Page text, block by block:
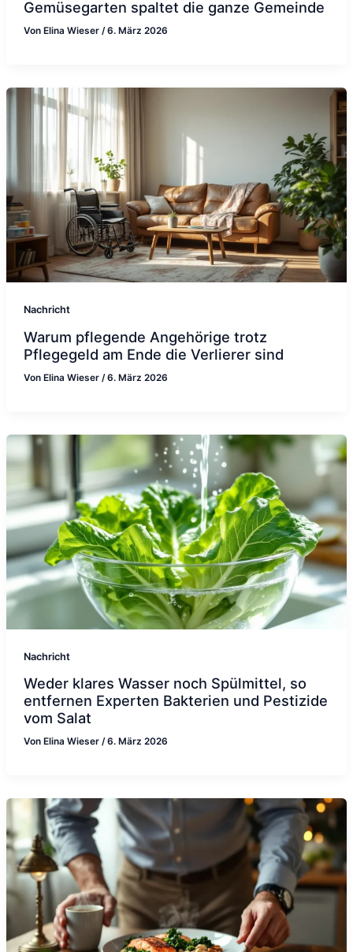
Gemüsegarten spaltet die ganze Gemeinde
Von Elina Wieser /6. März 2026
Nachricht
Warum pflegende Angehörige trotz
Pflegegeld am Ende die Verlierer sind
Von Elina Wieser /6. März 2026
Nachricht
Weder klares Wasser noch Spülmittel, so
entfernen Experten Bakterien und Pestizide
vom Salat
Von Elina Wieser /6. März 2026